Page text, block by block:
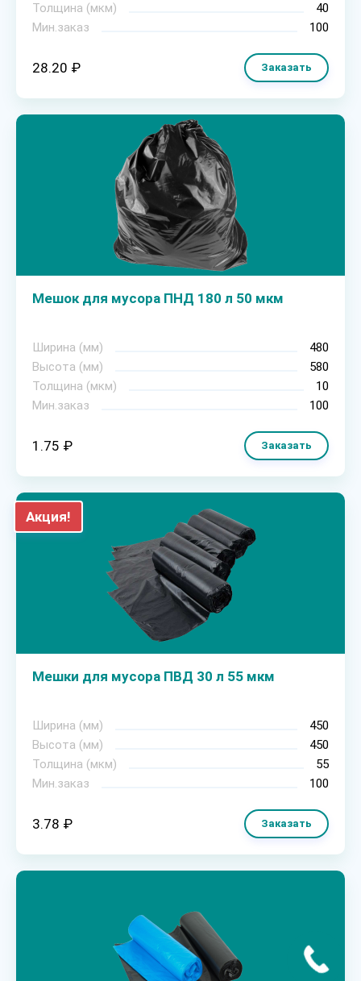
Толщина (мкм)
40
Мин.заказ
100
28.20 ₽ Заказать
Мешок для мусора ПНД 180 л 50 мкм
Ширина (мм)
480
Высота (мм)
580
Толщина (мкм)
10
Мин.заказ
100
1.75 ₽ Заказать
Акция!
Мешки для мусора ПВД 30 л 55 мкм
Ширина (мм)
450
Высота (мм)
450
Толщина (мкм)
55
Мин.заказ
100
3.78 ₽ Заказать